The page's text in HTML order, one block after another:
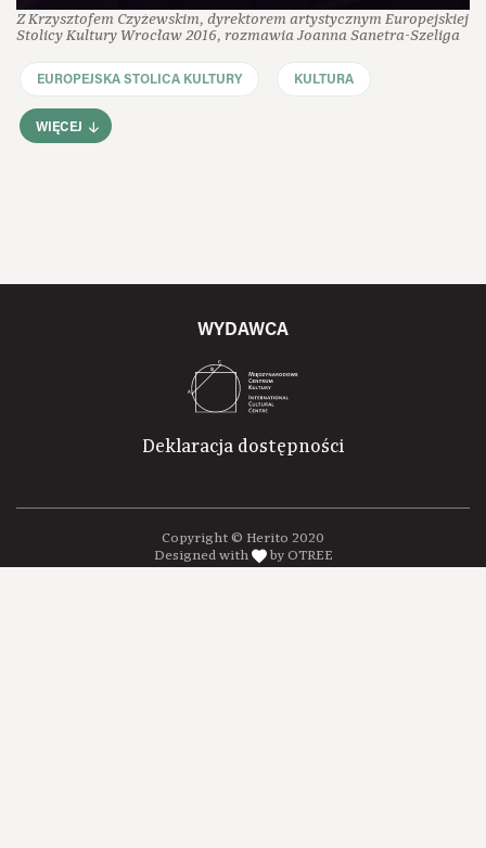
Z Krzysztofem Czyżewskim, dyrektorem artystycznym Europejskiej
Stolicy Kultury Wrocław 2016, rozmawia Joanna Sanetra-Szeliga
EUROPEJSKA STOLICA KULTURY KULTURA
WIĘCEJ
WYDAWCA
Deklaracja dostępności
Copyright © Herito 2020
Designed with
by OTREE